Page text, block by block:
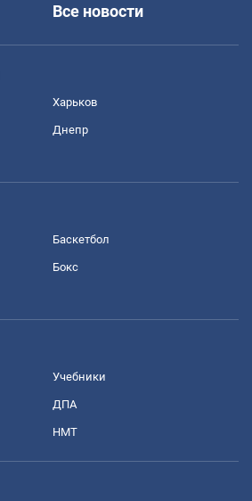
Все новости
Харьков
Днепр
Баскетбол
Бокс
Учебники
ДПА
НМТ